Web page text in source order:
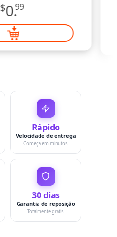
$0.99
Rápido
Velocidade de entrega
Começa em minutos
30 dias
Garantia de reposição
Totalmente grátis